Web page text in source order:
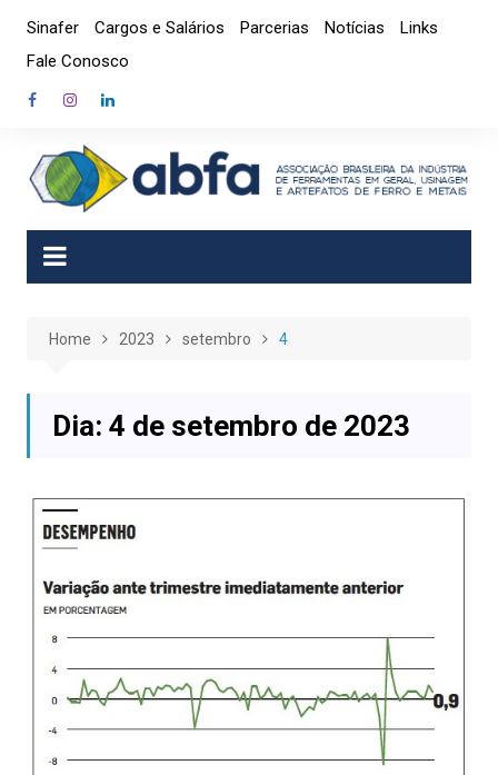
content
Sinafer Cargos e Salários Parcerias Notícias
Links
Fale Conosco
Home 2023 setembro 4
Dia: 4 de setembro de 2023